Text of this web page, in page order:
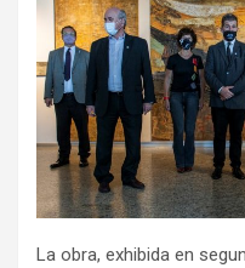
La obra, exhibida en